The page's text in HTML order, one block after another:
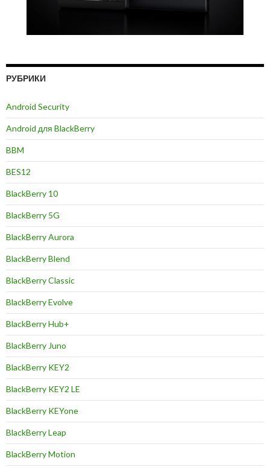
РУБРИКИ
Android Security
Android для BlackBerry
BBM
BES12
BlackBerry 10
BlackBerry 5G
BlackBerry Aurora
BlackBerry Blend
BlackBerry Classic
BlackBerry Evolve
BlackBerry Hub+
BlackBerry Juno
BlackBerry KEY2
BlackBerry KEY2 LE
BlackBerry KEYone
BlackBerry Leap
BlackBerry Motion